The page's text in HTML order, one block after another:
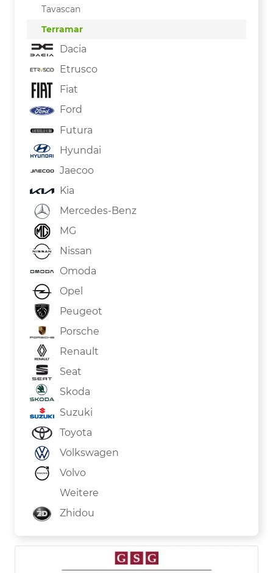
Tavascan
Terramar
Dacia
Etrusco
Fiat
Ford
Futura
Hyundai
Jaecoo
Kia
Mercedes-Benz
MG
Nissan
Omoda
Opel
Peugeot
Porsche
Renault
Seat
Skoda
Suzuki
Toyota
Volkswagen
Volvo
Weitere
Zhidou